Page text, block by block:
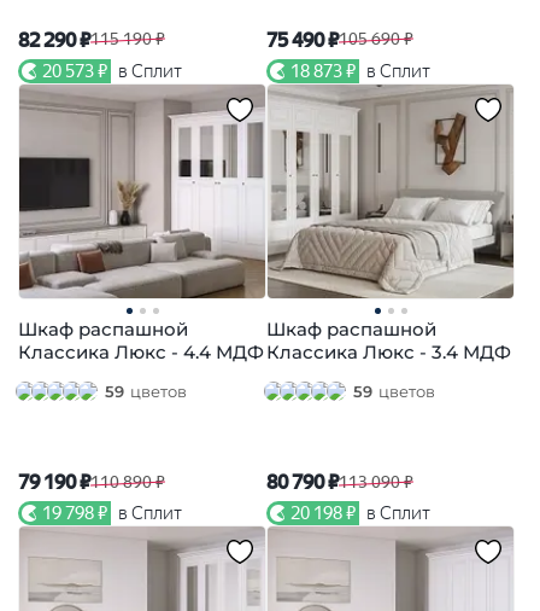
82 290 ₽115 190 ₽
20 573 ₽ в Сплит
75 490 ₽105 690 ₽
18 873 ₽ в Сплит
Шкаф распашной
Классика Люкс - 4.4 МДФ
59 цветов
79 190 ₽110 890 ₽
19 798 ₽ в Сплит
Шкаф распашной
Классика Люкс - 3.4 МДФ
59 цветов
80 790 ₽113 090 ₽
20 198 ₽ в Сплит